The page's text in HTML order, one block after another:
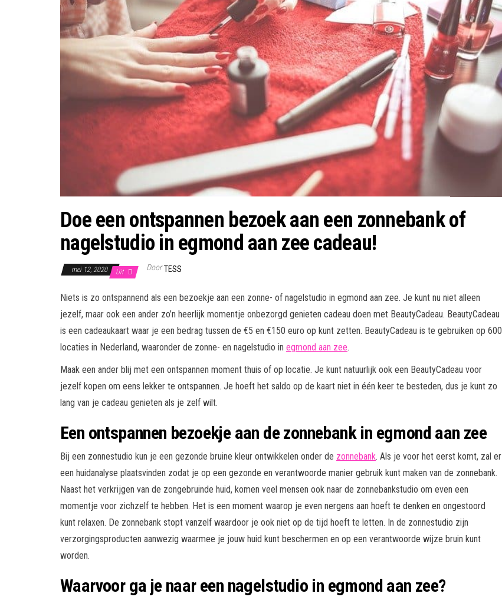
Doe een ontspannen bezoek aan een zonnebank of
nagelstudio in egmond aan zee cadeau!
mei 12, 2020 Uit Door TESS
Niets is zo ontspannend als een bezoekje aan een zonne- of nagelstudio in egmond aan zee. Je kunt nu niet alleen
jezelf, maar ook een ander zo’n heerlijk momentje onbezorgd genieten cadeau doen met BeautyCadeau. BeautyCadeau
is een cadeaukaart waar je een bedrag tussen de €5 en €150 euro op kunt zetten. BeautyCadeau is te gebruiken op 600
locaties in Nederland, waaronder de zonne- en nagelstudio in egmond aan zee.
Maak een ander blij met een ontspannen moment thuis of op locatie. Je kunt natuurlijk ook een BeautyCadeau voor
jezelf kopen om eens lekker te ontspannen. Je hoeft het saldo op de kaart niet in één keer te besteden, dus je kunt zo
lang van je cadeau genieten als je zelf wilt.
Een ontspannen bezoekje aan de zonnebank in egmond aan zee
Bij een zonnestudio kun je een gezonde bruine kleur ontwikkelen onder de zonnebank. Als je voor het eerst komt, zal er
een huidanalyse plaatsvinden zodat je op een gezonde en verantwoorde manier gebruik kunt maken van de zonnebank.
Naast het verkrijgen van de zongebruinde huid, komen veel mensen ook naar de zonnebankstudio om even een
momentje voor zichzelf te hebben. Het is een moment waarop je even nergens aan hoeft te denken en ongestoord
kunt relaxen. De zonnebank stopt vanzelf waardoor je ook niet op de tijd hoeft te letten. In de zonnestudio zijn
verzorgingsproducten aanwezig waarmee je jouw huid kunt beschermen en op een verantwoorde wijze bruin kunt
worden.
Waarvoor ga je naar een nagelstudio in egmond aan zee?